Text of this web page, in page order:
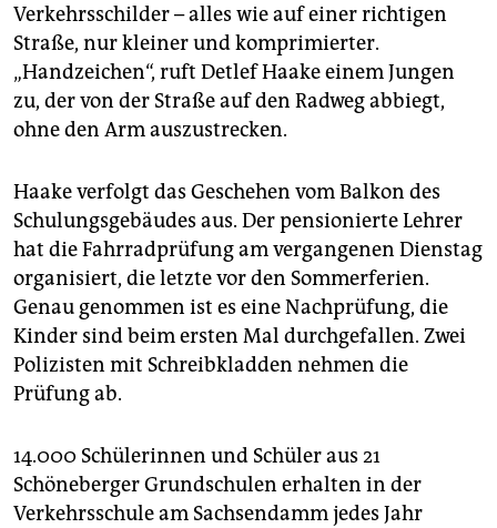
Verkehrsschilder – alles wie auf einer richtigen
Straße, nur kleiner und komprimierter.
„Handzeichen“, ruft Detlef Haake einem Jungen
zu, der von der Straße auf den Radweg abbiegt,
ohne den Arm auszustrecken.
Haake verfolgt das Geschehen vom Balkon des
Schulungsgebäudes aus. Der pensionierte Lehrer
hat die Fahrradprüfung am vergangenen Dienstag
organisiert, die letzte vor den Sommerferien.
Genau genommen ist es eine Nachprüfung, die
Kinder sind beim ersten Mal durchgefallen. Zwei
Polizisten mit Schreibkladden nehmen die
Prüfung ab.
14.000 Schülerinnen und Schüler aus 21
Schöneberger Grundschulen erhalten in der
Verkehrsschule am Sachsendamm jedes Jahr